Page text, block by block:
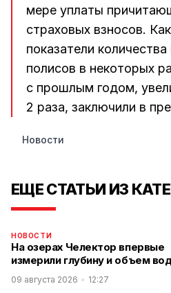
мере уплаты
страховых взносов.
показатели
полисов в некоторых
с прошлым годом,
2 раза, заключили в
Новости
ЕЩЕ СТАТЬИ ИЗ
НОВОСТИ
На озерах Челектор впервые
измерили глубину и объем
09 августа 2026 12:27